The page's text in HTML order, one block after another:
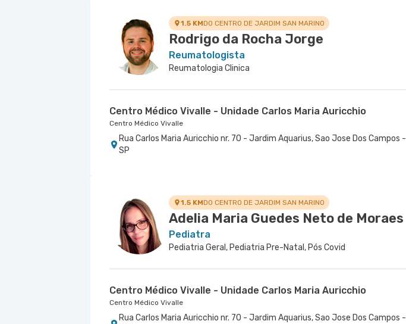
1.5 KMDO CENTRO DE JARDIM SAN MARINO
Rodrigo da Rocha Jorge
Reumatologista
Reumatologia Clinica
Centro Médico Vivalle - Unidade Carlos Maria Auricchio
Centro Médico Vivalle
Rua Carlos Maria Auricchio nr. 70 - Jardim Aquarius, Sao Jose Dos Campos -
SP
1.5 KMDO CENTRO DE JARDIM SAN MARINO
Adelia Maria Guedes Neto de Moraes
Pediatra
Pediatria Geral, Pediatria Pre-Natal, Pós Covid
Centro Médico Vivalle - Unidade Carlos Maria Auricchio
Centro Médico Vivalle
Rua Carlos Maria Auricchio nr. 70 - Jardim Aquarius, Sao Jose Dos Campos -